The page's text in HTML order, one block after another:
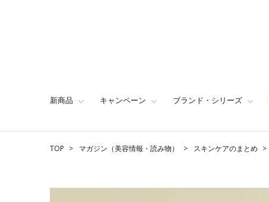
新商品 キャンペーン ブランド・シリーズ
TOP マガジン（美容情報・読み物） スキンケアのまとめ